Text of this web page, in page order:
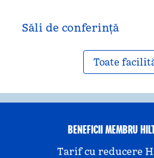
Săli de conferință
Toate
BENEFICII MEMBRU
Tarif cu reducere